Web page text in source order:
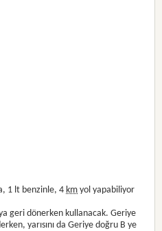
1 lt benzinle, 4 km yol yapabiliyor
geri dönerken kullanacak. Geriye
yarısını da Geriye doğru B ye